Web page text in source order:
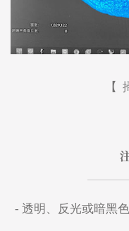
- 透明、反光或暗黑